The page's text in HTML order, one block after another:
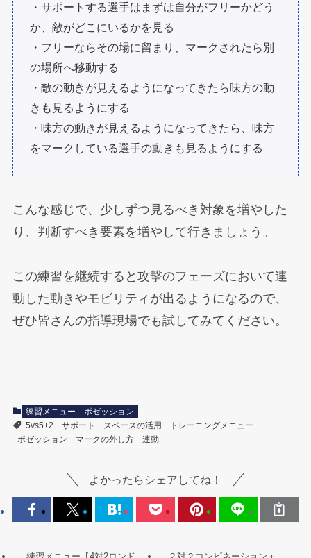
・サポートする選手はまずは自分がフリーかどう
か、敵がどこにいるかを見る
・フリーならその場に留まり、マークされたら別
の場所へ移動する
・敵の動きが見えるようになってきたら味方の動
きも見るようにする
・味方の動きが見えるようになってきたら、味方
をマークしている選手の動きも見るようにする
こんな感じで、少しずつ見るべき対象を増やした
り、判断すべき要素を増やして行きましょう。
この練習を継続すると攻撃のフェーズにおいて連
動した動きやモビリティが出るようになるので、
ぜひ皆さんの指導現場でも試してみてください。
練習メニュー
ポゼッション
5vs5+2
サポート スペースの活用
トレーニングメニュー
ポゼッション
マークの外し方 連動
よかったらシェアしてね！